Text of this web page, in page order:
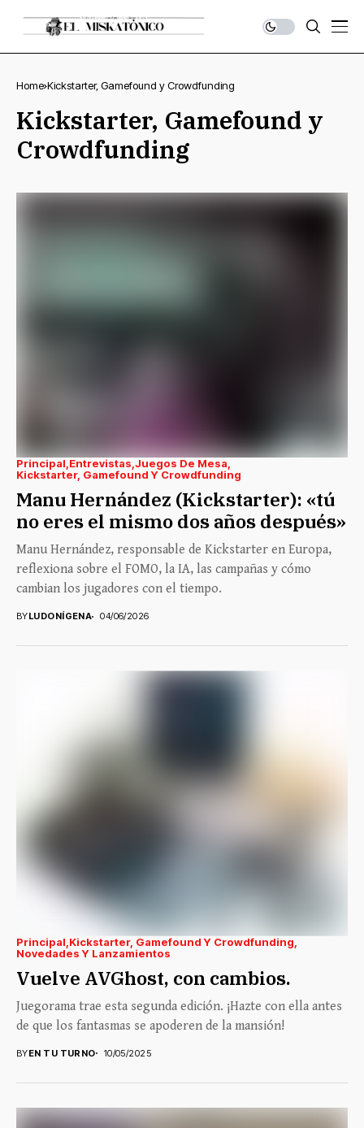
Home Kickstarter, Gamefound y Crowdfunding
Kickstarter, Gamefound y
Crowdfunding
Principal Entrevistas Juegos De Mesa
Kickstarter, Gamefound Y Crowdfunding
Manu Hernández (Kickstarter): «tú
no eres el mismo dos años después»
Manu Hernández, responsable de Kickstarter en Europa,
reflexiona sobre el FOMO, la IA, las campañas y cómo
cambian los jugadores con el tiempo.
BYLUDONÍGENA 04/06/2026
Principal Kickstarter, Gamefound Y Crowdfunding
Novedades Y Lanzamientos
Vuelve AVGhost, con cambios.
Juegorama trae esta segunda edición. ¡Hazte con ella antes
de que los fantasmas se apoderen de la mansión!
BYEN TU TURNO 10/05/2025